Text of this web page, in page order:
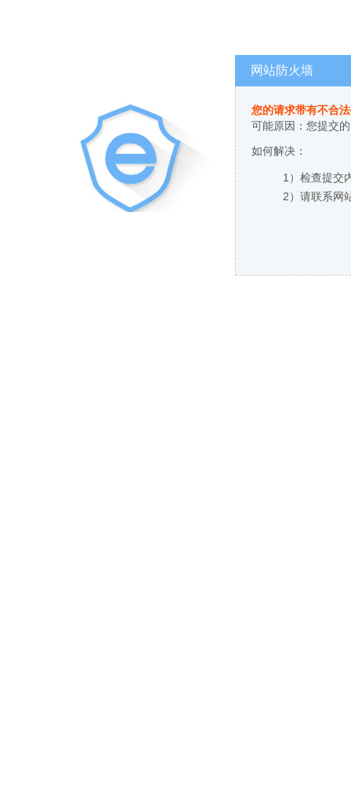
网站防火墙
您的请求带有不合
可能原因：您提交
如何解决：
1）检查提交
2）请联系网